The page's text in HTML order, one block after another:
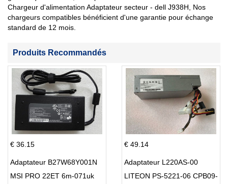
Chargeur d'alimentation Adaptateur secteur - dell J938H, Nos
chargeurs compatibles bénéficient d'une garantie pour échange
standard de 12 mois.
Produits Recommandés
€ 36.15
Adaptateur B27W68Y001N
MSI PRO 22ET 6m-071uk
€ 49.14
Adaptateur L220AS-00
LITEON PS-5221-06 CPB09-